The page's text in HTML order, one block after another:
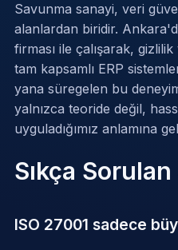
Savunma sanayi, veri
alanlardan biridir.
firması ile çalışarak,
tam kapsamlı ERP
yana süregelen bu
yalnızca teoride değil,
uyguladığımız anlamına
Sıkça
ISO 27001 sadece